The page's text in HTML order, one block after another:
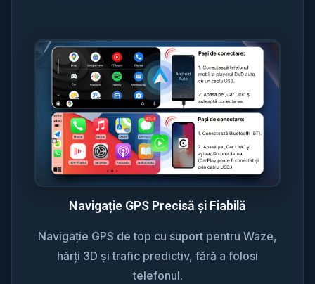
Navigație GPS Precisă și Fiabilă
Navigație GPS de top cu suport pentru Waze,
hărți 3D și trafic predictiv, fără a folosi
telefonul.